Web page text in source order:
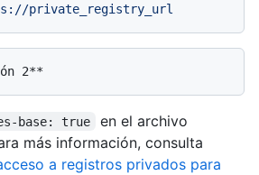
private_registry_url
base: true en el archivo
más información, consulta
a registros privados para